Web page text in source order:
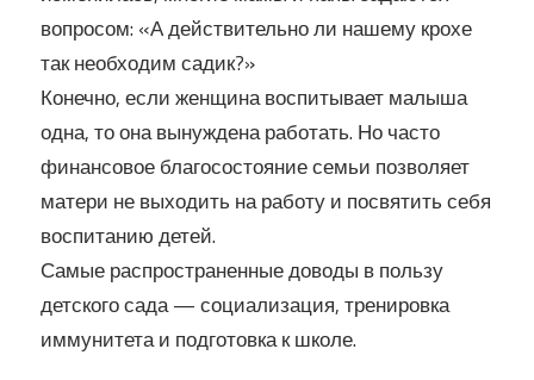
вопросом: «А действительно ли нашему крохе
так необходим садик?»
Конечно, если женщина воспитывает малыша
одна, то она вынуждена работать. Но часто
финансовое благосостояние семьи позволяет
матери не выходить на работу и посвятить себя
воспитанию детей.
Самые распространенные доводы в пользу
детского сада — социализация, тренировка
иммунитета и подготовка к школе.